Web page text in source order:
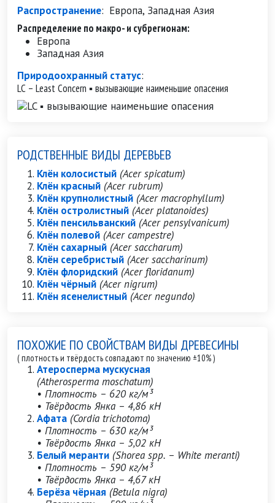
Распространение: Европа, Западная Азия
Распределение по макро- и субрегионам:
Европа
Западная Азия
Природоохранный статус:
LC – Least Concern ▪ вызывающие наименьшие опасения
РОДСТВЕННЫЕ ВИДЫ ДЕРЕВЬЕВ
Клён колосистый (Acer spicatum)
Клён красный (Acer rubrum)
Клён крупнолистный (Acer macrophyllum)
Клён остролистный (Acer platanoides)
Клён пенсильванский (Acer pensylvanicum)
Клён полевой (Acer campestre)
Клён сахарный (Acer saccharum)
Клён серебристый (Acer saccharinum)
Клён флоридский (Acer floridanum)
Клён чёрный (Acer nigrum)
Клён ясенелистный (Acer negundo)
ПОХОЖИЕ ПО СВОЙСТВАМ ВИДЫ ДРЕВЕСИНЫ
( плотность и твёрдость совпадают по значению ±10% )
Атеросперма мускусная
(Atherosperma moschatum)
• Плотность – 620 кг/м³
• Твёрдость Янка – 4,86 кН
Афата (Cordia trichotoma)
• Плотность – 630 кг/м³
• Твёрдость Янка – 5,02 кН
Белый меранти (Shorea spp. – White meranti)
• Плотность – 590 кг/м³
• Твёрдость Янка – 4,67 кН
Берёза чёрная (Betula nigra)